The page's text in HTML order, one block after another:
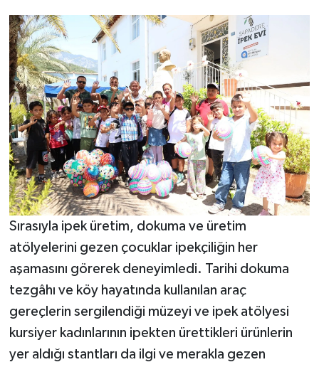
Sırasıyla ipek üretim, dokuma ve üretim
atölyelerini gezen çocuklar ipekçiliğin her
aşamasını görerek deneyimledi. Tarihi dokuma
tezgâhı ve köy hayatında kullanılan araç
gereçlerin sergilendiği müzeyi ve ipek atölyesi
kursiyer kadınlarının ipekten ürettikleri ürünlerin
yer aldığı stantları da ilgi ve merakla gezen